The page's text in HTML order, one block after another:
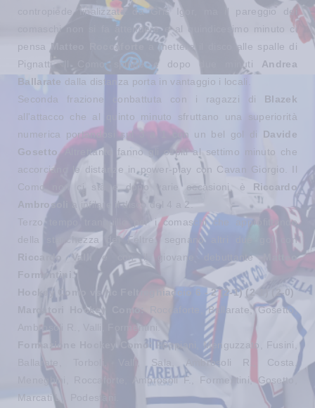
contropiede finalizzata da Gris Igor, ma il pareggio dei
comaschi non si fa attendere e al quindicesimo minuto ci
pensa Matteo Roccaforte
a mettere il disco alle spalle di
Pignatti. Il Como spinge e dopo due minuti Andrea
Ballarate dalla distanza porta in vantaggio i locali.
Seconda frazione conbattuta con i ragazzi di Blazek
all'attacco che al quinto minuto sfruttano una superiorità
numerica portandosi sul 3 a 1 con un bel gol di Davide
Gosetto . Altrettanto fanno gli ospiti al settimo minuto che
accorciano le distanze in power-play con Cavan Giorgio. Il
Como non ci stà e dopo varie occasioni, è Riccardo
Ambrosoli
a infilare il disco del 4 a 2.
Terzo tempo tranquillo per i comaschi che approfittando
della stanchezza del Feltre, segnano altri due gol con
Riccardo Valli
e con il giovane debuttante
Matteo
Formentini
.
Hockey Como vs Hc Feltreghiaccio 6 - 2 (2-1) (2-1) (2-0)
Marcatori Hockey Como:
Roccaforte, Ballarate, Gosetto,
Ambrosoli R., Valli, Formentini.
Formazione Hockey Como:
Foppiani, Menguzzato, Fusini,
Ballarate, Torboli, Valli, Sala, Ambrosoli R., Costa,
Meneghini, Roccaforte, Ambrosoli F., Formentini, Gosetto,
Marcati L., Podestani.